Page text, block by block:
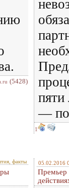
(5428)
пяти
—
1
факты 05.02.2016
Премьер